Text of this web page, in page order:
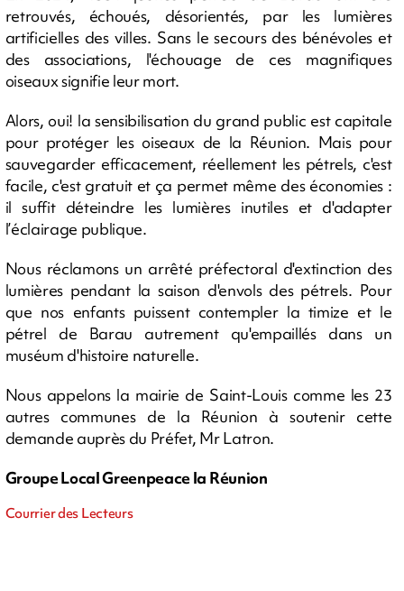
retrouvés, échoués, désorientés, par les lumières
artificielles des villes. Sans le secours des bénévoles et
des associations, l'échouage de ces magnifiques
oiseaux signifie leur mort.
Alors, oui! la sensibilisation du grand public est capitale
pour protéger les oiseaux de la Réunion. Mais pour
sauvegarder efficacement, réellement les pétrels, c'est
facile, c'est gratuit et ça permet même des économies :
il suffit déteindre les lumières inutiles et d'adapter
l’éclairage publique.
Nous réclamons un arrêté préfectoral d'extinction des
lumières pendant la saison d'envols des pétrels. Pour
que nos enfants puissent contempler la timize et le
pétrel de Barau autrement qu'empaillés dans un
muséum d'histoire naturelle.
Nous appelons la mairie de Saint-Louis comme les 23
autres communes de la Réunion à soutenir cette
demande auprès du Préfet, Mr Latron.
Groupe Local Greenpeace la Réunion
Courrier des Lecteurs